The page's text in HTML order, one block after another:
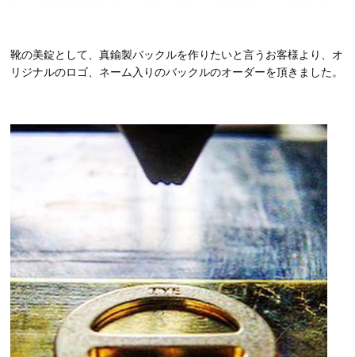
靴の美錠として、真鍮製バックルを作りたいと言うお客様より、オ
リジナルのロゴ、ネーム入りのバックルのオーダーを頂きました。